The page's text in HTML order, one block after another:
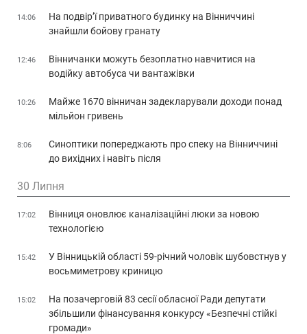
14:06
На подвір’ї приватного будинку на Вінниччині
знайшли бойову гранату
12:46
Вінничанки можуть безоплатно навчитися на
водійку автобуса чи вантажівки
10:26
Майже 1670 вінничан задекларували доходи понад
мільйон гривень
8:06
Синоптики попереджають про спеку на Вінниччині
до вихідних і навіть після
30 Липня
17:02
Вінниця оновлює каналізаційні люки за новою
технологією
15:42
У Вінницькій області 59-річний чоловік шубовстнув у
восьмиметрову криницю
15:02
На позачерговій 83 сесії обласної Ради депутати
збільшили фінансування конкурсу «Безпечні стійкі
громади»